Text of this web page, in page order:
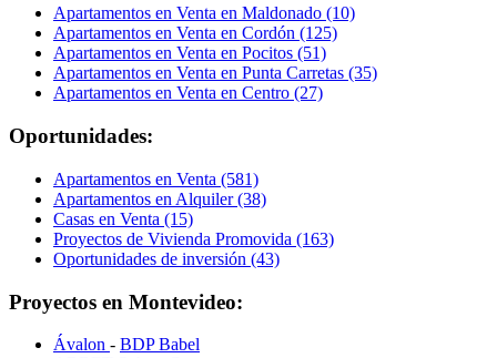
Apartamentos en Venta en Maldonado (10)
Apartamentos en Venta en Cordón (125)
Apartamentos en Venta en Pocitos (51)
Apartamentos en Venta en Punta Carretas (35)
Apartamentos en Venta en Centro (27)
Oportunidades:
Apartamentos en Venta (581)
Apartamentos en Alquiler (38)
Casas en Venta (15)
Proyectos de Vivienda Promovida (163)
Oportunidades de inversión (43)
Proyectos en Montevideo:
Ávalon - BDP Babel